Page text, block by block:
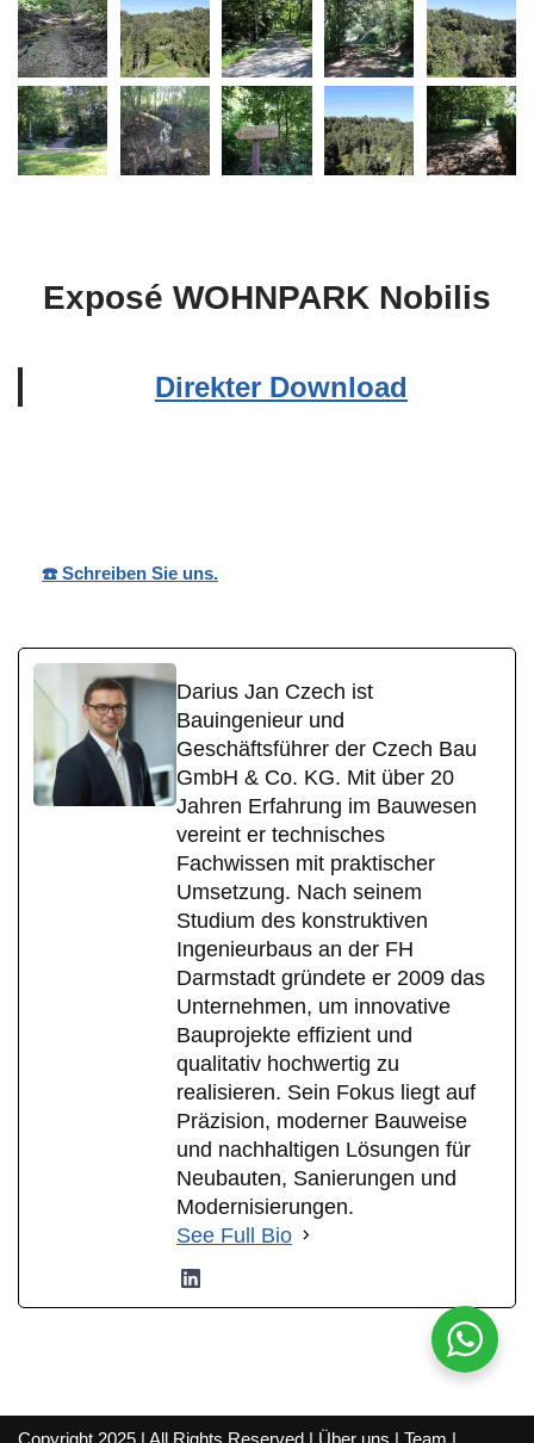
Exposé WOHNPARK Nobilis
Direkter Download
☎️ Schreiben Sie uns.
Darius Jan Czech ist
Bauingenieur und
Geschäftsführer der Czech Bau
GmbH & Co. KG. Mit über 20
Jahren Erfahrung im Bauwesen
vereint er technisches
Fachwissen mit praktischer
Umsetzung. Nach seinem
Studium des konstruktiven
Ingenieurbaus an der FH
Darmstadt gründete er 2009 das
Unternehmen, um innovative
Bauprojekte effizient und
qualitativ hochwertig zu
realisieren. Sein Fokus liegt auf
Präzision, moderner Bauweise
und nachhaltigen Lösungen für
Neubauten, Sanierungen und
Modernisierungen.
See Full Bio
Copyright 2025 | All Rights Reserved | Über uns | Team |